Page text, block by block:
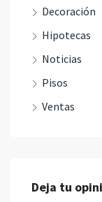
Decoración
Hipotecas
Noticias
Pisos
Ventas
Deja tu